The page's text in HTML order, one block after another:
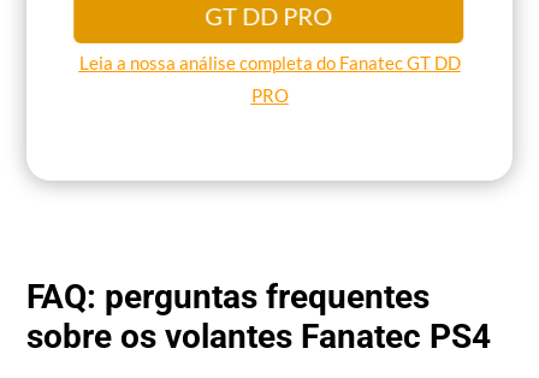
GT DD PRO
Leia a nossa análise completa do Fanatec GT DD
PRO
FAQ: perguntas frequentes
sobre os volantes Fanatec PS4